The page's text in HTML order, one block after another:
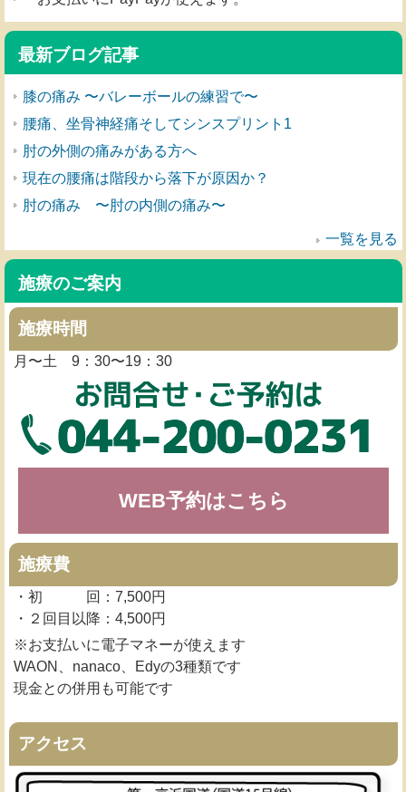
最新ブログ記事
膝の痛み 〜バレーボールの練習で〜
腰痛、坐骨神経痛そしてシンスプリント1
肘の外側の痛みがある方へ
現在の腰痛は階段から落下が原因か？
肘の痛み 〜肘の内側の痛み〜
一覧を見る
施療のご案内
施療時間
月〜土 9：30〜19：30
WEB予約はこちら
施療費
・初 回：7,500円
・２回目以降：4,500円
※お支払いに電子マネーが使えます
WAON、nanaco、Edyの3種類です
現金との併用も可能です
アクセス